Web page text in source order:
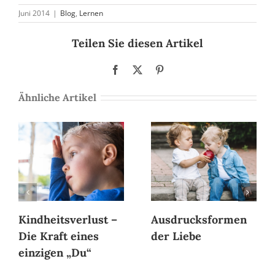
Juni 2014 | Blog, Lernen
Teilen Sie diesen Artikel
Facebook
Ähnliche Artikel
Kindheitsverlust –
Die Kraft eines
einzigen „Du“
Ausdrucksformen
der Liebe